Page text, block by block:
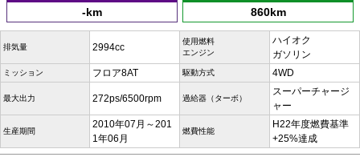
-km 860km
排気量 2994cc
使用燃料
エンジン
ハイオク
ガソリン
ミッション フロア8AT 駆動方式 4WD
最大出力 272ps/6500rpm 過給器（ターボ）
スーパーチャージ
ャー
生産期間
2010年07月～201
1年06月
燃費性能
H22年度燃費基準
+25%達成